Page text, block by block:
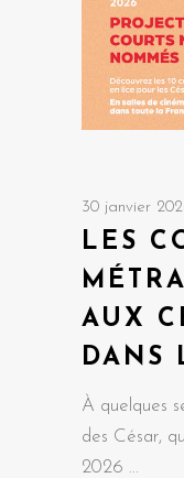
30 janvier
LES
AUX
DANS
À quelques
des César,
2026